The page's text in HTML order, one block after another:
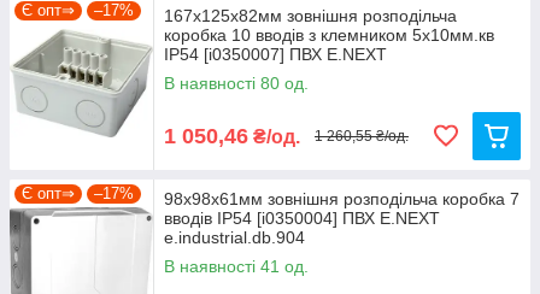
Є опт⇒ –17%
167х125х82мм зовнішня розподільча
коробка 10 вводів з клемником 5х10мм.кв
IP54 [i0350007] ПВХ E.NEXT
e.industrial.db.910.k
В наявності 80 од.
1 050,46 ₴/од. 1 260,55 ₴/од.
Є опт⇒ –17%
98х98х61мм зовнішня розподільча коробка 7
вводів IP54 [i0350004] ПВХ E.NEXT
e.industrial.db.904
В наявності 41 од.